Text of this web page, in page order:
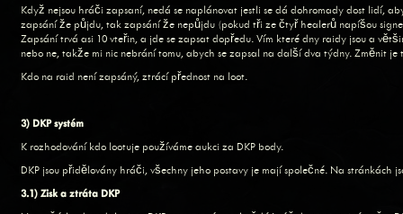
Když nejsou hráči zapsaní, nedá se naplánovat jestli se dá dohromady dost lidí,
zapsání že půjdu, tak zapsání že nepůjdu (pokud tři ze čtyř healerů napíšou
Zapsání trvá asi 10 vteřin, a jde se zapsat dopředu. Vím které dny raidy jsou a
nebo ne, takže mi nic nebrání tomu, abych se zapsal na další dva týdny. Změnit je
Kdo na raid není zapsáný, ztrácí přednost na loot.
3) DKP systém
K rozhodování kdo lootuje používáme aukci za DKP body.
DKP jsou přidělovány hráči, všechny jeho postavy je mají společné. Na stránkách
3.1) Zisk a ztráta DKP